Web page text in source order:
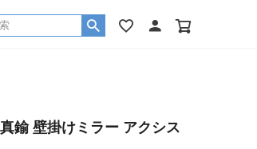
鍮 壁掛けミラー アクシス